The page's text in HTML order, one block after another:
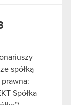
spółką
prawna:
Spółka